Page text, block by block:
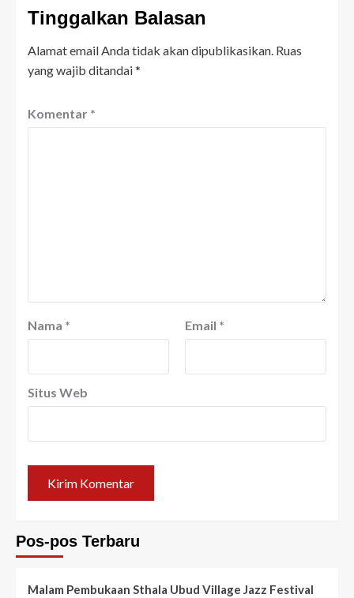
Tinggalkan Balasan
Alamat email Anda tidak akan dipublikasikan. Ruas
yang wajib ditandai*
Komentar *
Nama * Email *
Situs Web
Pos-pos Terbaru
Malam Pembukaan Sthala Ubud Village Jazz Festival